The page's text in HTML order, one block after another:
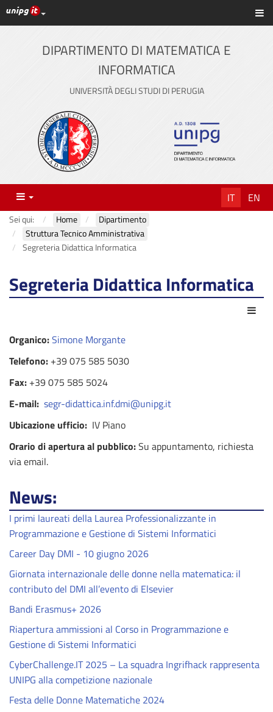
Vai
al
contenuto
principale
Link ai principali servizi web di Ateneo
DIPARTIMENTO DI MATEMATICA E
INFORMATICA
UNIVERSITÀ DEGLI STUDI DI PERUGIA
Menu IT EN
Sei qui: Home
Dipartimento
Struttura Tecnico Amministrativa
Segreteria Didattica Informatica
Segreteria Didattica Informatica
Organico:Simone Morgante
Telefono: +39 075 585 5030
Fax: +39 075 585 5024
E-mail: segr-didattica.inf.dmi@unipg.it
Ubicazione ufficio: IV Piano
Orario di apertura al pubblico:Su appuntamento, richiesta
via email.
News:
I primi laureati della Laurea Professionalizzante in
Programmazione e Gestione di Sistemi Informatici
Career Day DMI - 10 giugno 2026
Giornata internazionale delle donne nella matematica: il
contributo del DMI all’evento di Elsevier
Bandi Erasmus+ 2026
Riapertura ammissioni al Corso in Programmazione e
Gestione di Sistemi Informatici
CyberChallenge.IT 2025 – La squadra Ingrifhack rappresenta
UNIPG alla competizione nazionale
Festa delle Donne Matematiche 2024